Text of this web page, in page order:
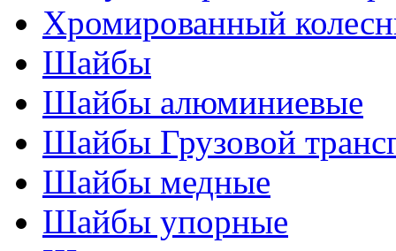
Хромированный
Шайбы
Шайбы алюминиевые
Шайбы Грузовой
Шайбы медные
Шайбы упорные